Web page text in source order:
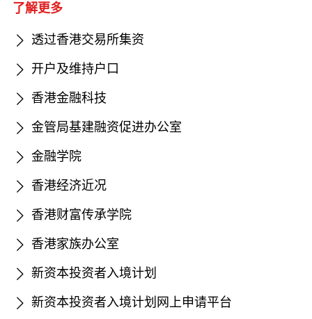
了解更多
透过香港交易所集资
开户及维持户口
香港金融科技
金管局基建融资促进办公室
金融学院
香港经济近况
香港财富传承学院
香港家族办公室
新资本投资者入境计划
新资本投资者入境计划网上申请平台